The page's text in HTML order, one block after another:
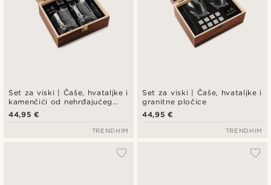
Set za viski | Čaše, hvataljke i
kamenčići od nehrđajućeg
čelika
44,95 €
TRENDHIM
Set za viski | Čaše, hvataljke i
granitne pločice
44,95 €
TRENDHIM